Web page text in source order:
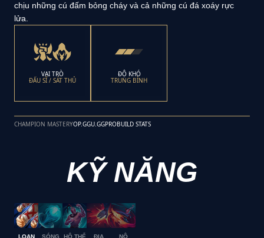
chịu những cú đấm bỏng cháy và cả những cú đá xoáy rực
lửa.
VAI TRÒ
ĐẤU SĨ / SÁT THỦ
ĐỘ KHÓ
TRUNG BÌNH
CHAMPION MASTERYOP.GGU.GGPROBUILD STATS
KỸ NĂNG
LOẠN
SÓNG
HỘ THỂ
ĐỊA
NỘ